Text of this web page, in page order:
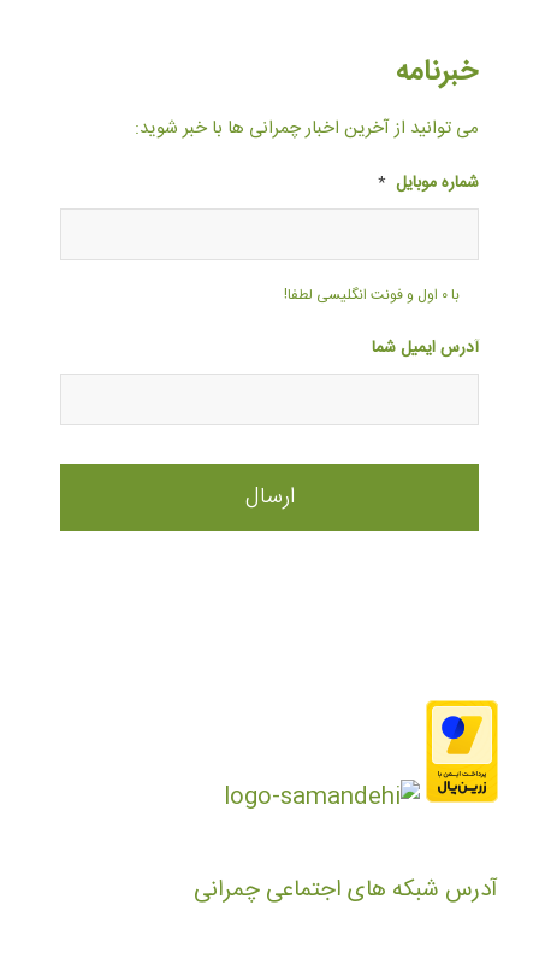
خبرنامه
می توانید از آخرین اخبار چمرانی ها با خبر شوید:
شماره موبایل *
با ۰ اول و فونت انگلیسی لطفا!
آدرس ایمیل شما
آدرس شبکه های اجتماعی چمرانی